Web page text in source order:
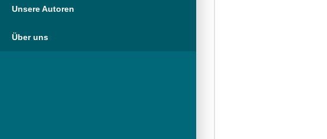
Unsere Autoren
Über uns